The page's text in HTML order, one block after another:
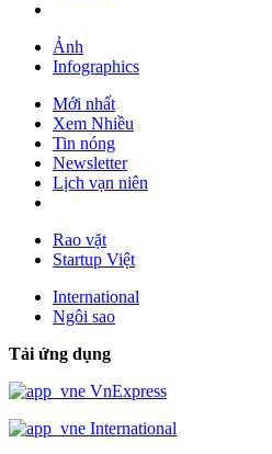
Ảnh
Infographics
Mới nhất
Xem Nhiều
Tin nóng
Newsletter
Lịch vạn niên
Rao vặt
Startup Việt
International
Ngôi sao
Tải ứng dụng
VnExpress
International